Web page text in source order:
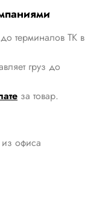
терминалов ТК в
груз до
за товар.
офиса